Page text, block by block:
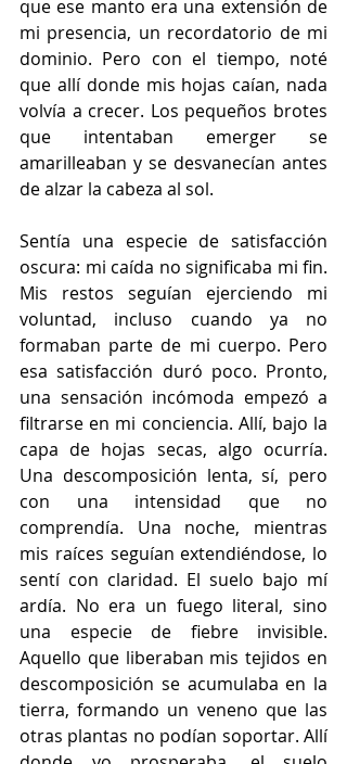
que ese manto era una extensión de
mi presencia, un recordatorio de mi
dominio. Pero con el tiempo, noté
que allí donde mis hojas caían, nada
volvía a crecer. Los pequeños brotes
que intentaban emerger se
amarilleaban y se desvanecían antes
de alzar la cabeza al sol.
Sentía una especie de satisfacción
oscura: mi caída no significaba mi fin.
Mis restos seguían ejerciendo mi
voluntad, incluso cuando ya no
formaban parte de mi cuerpo. Pero
esa satisfacción duró poco. Pronto,
una sensación incómoda empezó a
filtrarse en mi conciencia. Allí, bajo la
capa de hojas secas, algo ocurría.
Una descomposición lenta, sí, pero
con una intensidad que no
comprendía. Una noche, mientras
mis raíces seguían extendiéndose, lo
sentí con claridad. El suelo bajo mí
ardía. No era un fuego literal, sino
una especie de fiebre invisible.
Aquello que liberaban mis tejidos en
descomposición se acumulaba en la
tierra, formando un veneno que las
otras plantas no podían soportar. Allí